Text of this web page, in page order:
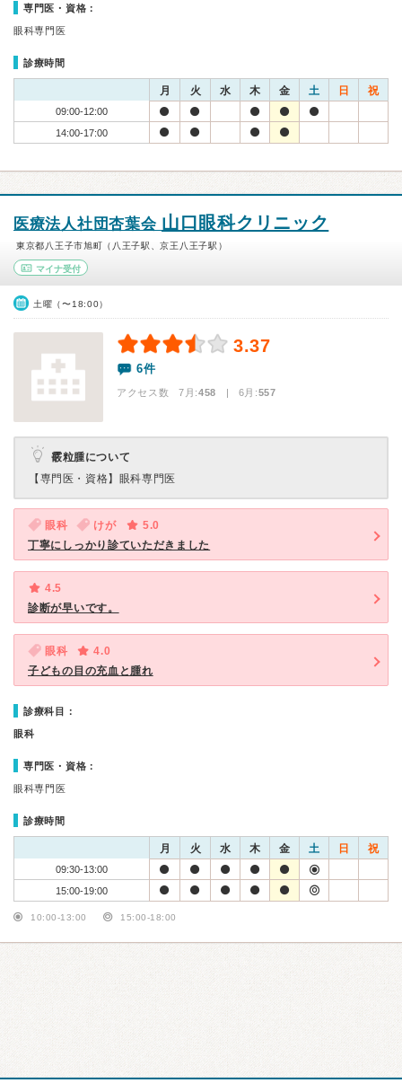
専門医・資格：
眼科専門医
診療時間
月 火 水 木 金 土 日 祝
09:00-12:00
14:00-17:00
医療法人社団杏葉会 山口眼科クリニック
東京都八王子市旭町（八王子駅、京王八王子駅）
マイナ受付
土曜（〜18:00）
3.37
6件
アクセス数 7月:458 | 6月:557
霰粒腫について
【専門医・資格】 眼科専門医
眼科 けが
5.0
丁寧にしっかり診ていただきました
4.5
診断が早いです。
眼科
4.0
子どもの目の充血と腫れ
診療科目：
眼科
専門医・資格：
眼科専門医
診療時間
月 火 水 木 金 土 日 祝
09:30-13:00
15:00-19:00
10:00-13:00 15:00-18:00